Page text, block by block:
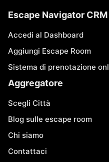
Escape Navigator CRM
Accedi al Dashboard
Aggiungi Escape Room
Sistema di prenotazione
Aggregatore
Scegli Città
Blog sulle escape room
Chi siamo
Contattaci